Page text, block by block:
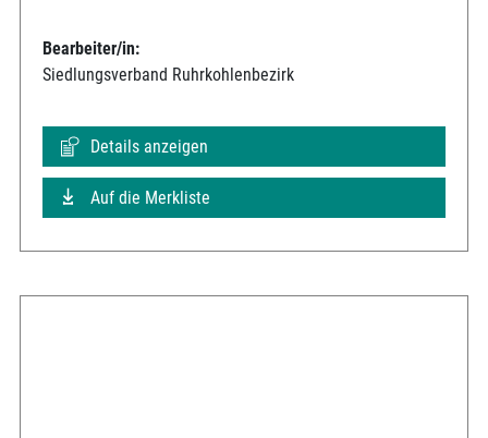
Bearbeiter/in:
Siedlungsverband Ruhrkohlenbezirk
Details anzeigen
Auf die Merkliste